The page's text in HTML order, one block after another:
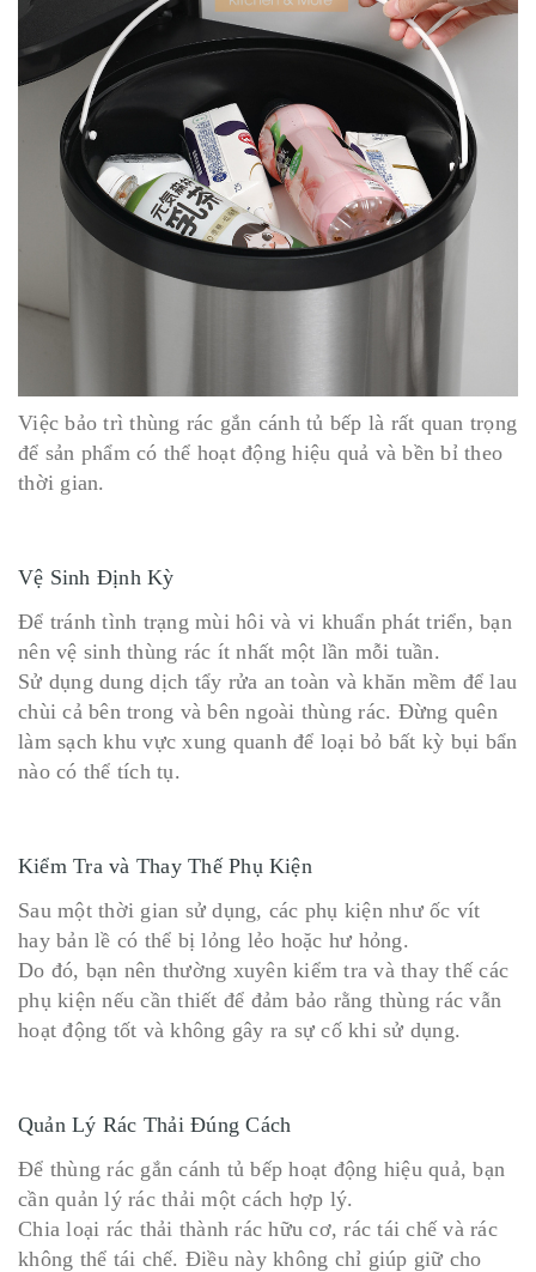
Việc bảo trì thùng rác gắn cánh tủ bếp là rất quan trọng
để sản phẩm có thể hoạt động hiệu quả và bền bỉ theo
thời gian.
Vệ Sinh Định Kỳ
Để tránh tình trạng mùi hôi và vi khuẩn phát triển, bạn
nên vệ sinh thùng rác ít nhất một lần mỗi tuần.
Sử dụng dung dịch tẩy rửa an toàn và khăn mềm để lau
chùi cả bên trong và bên ngoài thùng rác. Đừng quên
làm sạch khu vực xung quanh để loại bỏ bất kỳ bụi bẩn
nào có thể tích tụ.
Kiểm Tra và Thay Thế Phụ Kiện
Sau một thời gian sử dụng, các phụ kiện như ốc vít
hay bản lề có thể bị lỏng lẻo hoặc hư hỏng.
Do đó, bạn nên thường xuyên kiểm tra và thay thế các
phụ kiện nếu cần thiết để đảm bảo rằng thùng rác vẫn
hoạt động tốt và không gây ra sự cố khi sử dụng.
Quản Lý Rác Thải Đúng Cách
Để thùng rác gắn cánh tủ bếp hoạt động hiệu quả, bạn
cần quản lý rác thải một cách hợp lý.
Chia loại rác thải thành rác hữu cơ, rác tái chế và rác
không thể tái chế. Điều này không chỉ giúp giữ cho